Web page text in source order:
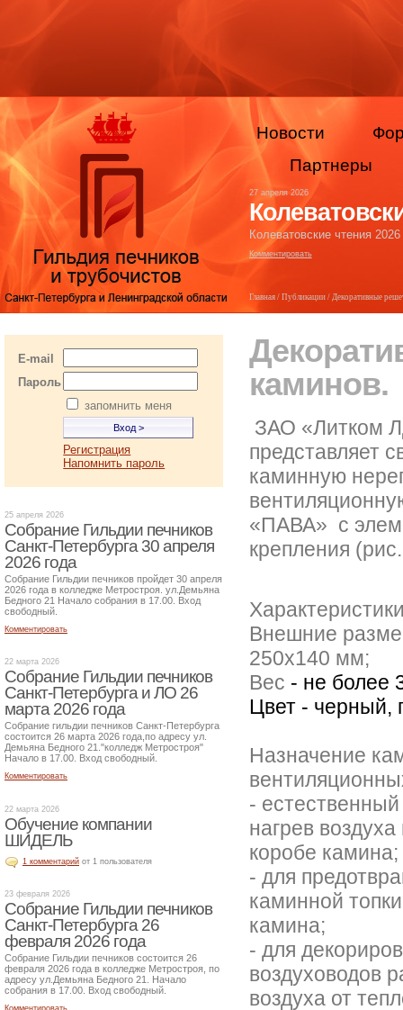
каминов.
ЗАО «Литком
представляет
каминную
«ПАВА» с
крепления
Внешние
250х140 мм;
Вес - не более
Цвет - черный,
Назначение
-
нагрев
коробе камина;
- для
каминной
камина;
- для
воздуховодов
воздуха от
Главная/ Публикации/ Декоративные
E-mail
Пароль
запомнить меня
Регистрация
Напомнить пароль
25 апреля 2026
Собрание Гильдии печников
Санкт-Петербурга 30 апреля
2026 года
Собрание Гильдии печников пройдет 30 апреля
2026 года в колледже Метростроя. ул.Демьяна
Бедного 21 Начало собрания в 17.00. Вход
свободный.
Комментировать
22 марта 2026
Собрание Гильдии печников
Санкт-Петербурга и ЛО 26
марта 2026 года
Собрание гильдии печников Санкт-Петербурга
состоится 26 марта 2026 года,по адресу ул.
Демьяна Бедного 21."колледж Метростроя"
Начало в 17.00. Вход свободный.
Комментировать
22 марта 2026
Обучение компании
ШИДЕЛЬ
1 комментарий от 1 пользователя
23 февраля 2026
Собрание Гильдии печников
Санкт-Петербурга 26
февраля 2026 года
Собрание Гильдии печников состоится 26
февраля 2026 года в колледже Метростроя, по
адресу ул.Демьяна Бедного 21. Начало
собрания в 17.00. Вход свободный.
Новости
Партнеры
27 апреля 2026
Колеватовские чтения
Комментировать